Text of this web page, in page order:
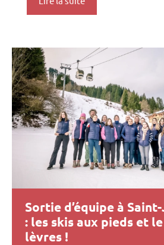
Sortie d’équipe à
: les skis aux pieds et
lèvres !